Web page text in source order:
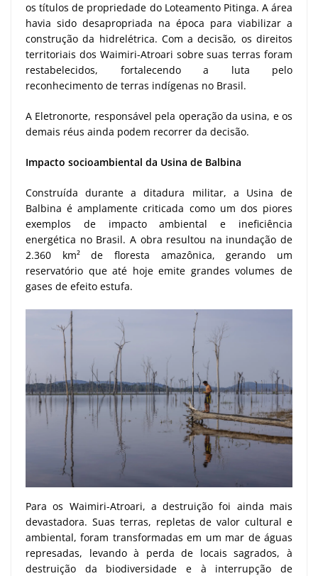
os títulos de propriedade do Loteamento Pitinga. A área
havia sido desapropriada na época para viabilizar a
construção da hidrelétrica. Com a decisão, os direitos
territoriais dos Waimiri-Atroari sobre suas terras foram
restabelecidos, fortalecendo a luta pelo
reconhecimento de terras indígenas no Brasil.
A Eletronorte, responsável pela operação da usina, e os
demais réus ainda podem recorrer da decisão.
Impacto socioambiental da Usina de Balbina
Construída durante a ditadura militar, a Usina de
Balbina é amplamente criticada como um dos piores
exemplos de impacto ambiental e ineficiência
energética no Brasil. A obra resultou na inundação de
2.360 km² de floresta amazônica, gerando um
reservatório que até hoje emite grandes volumes de
gases de efeito estufa.
Para os Waimiri-Atroari, a destruição foi ainda mais
devastadora. Suas terras, repletas de valor cultural e
ambiental, foram transformadas em um mar de águas
represadas, levando à perda de locais sagrados, à
destruição da biodiversidade e à interrupção de